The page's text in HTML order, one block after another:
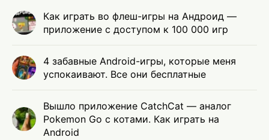
Как играть во флеш-игры на Андроид —
приложение с доступом к 100 000 игр
4 забавные Android-игры, которые меня
успокаивают. Все они бесплатные
Вышло приложение CatchCat — аналог
Pokemon Go с котами. Как играть на
Android